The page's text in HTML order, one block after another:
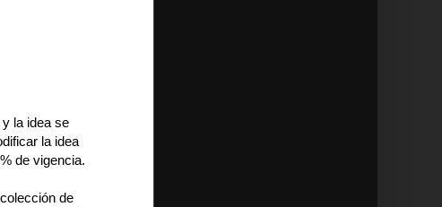
la idea se
la idea
de vigencia.
de